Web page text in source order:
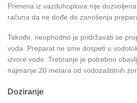
Primena iz vazduhoplova nije
računa da ne dođe do zanošenja
Takođe, neophodno je pridržavati se
voda. Preparat ne sme dospeti u
izvore vode. Tretiranje je potrebno
najmanje 20 metara od vodozaštitnih
Doziranje